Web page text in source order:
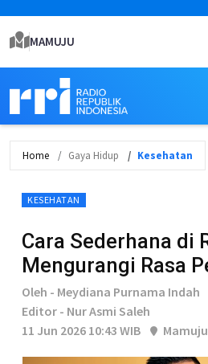
MAMUJU
Home Gaya Hidup Kesehatan
KESEHATAN
Cara Sederhana di
Mengurangi Rasa
Oleh - Meydiana Purnama Indah
Editor - Nur Asmi Saleh
11 Jun 2026 10:43 WIB
Mamuju